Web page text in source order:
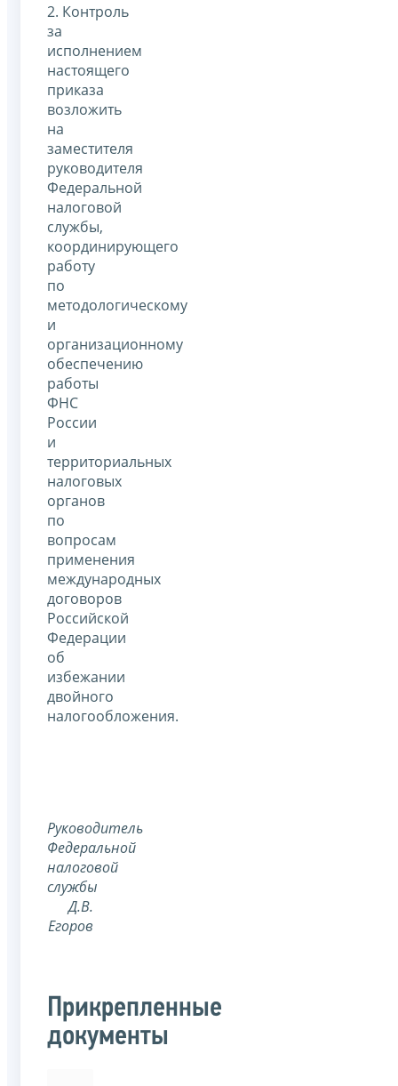
2. Контроль
за
исполнением
настоящего
приказа
возложить
на
заместителя
руководителя
Федеральной
налоговой
службы,
координирующего
работу
по
методологическому
и
организационному
обеспечению
работы
ФНС
России
и
территориальных
налоговых
органов
по
вопросам
применения
международных
договоров
Российской
Федерации
об
избежании
двойного
налогообложения.
Руководитель
Федеральной
налоговой
службы
Д.В.
Егоров
Прикрепленные
документы